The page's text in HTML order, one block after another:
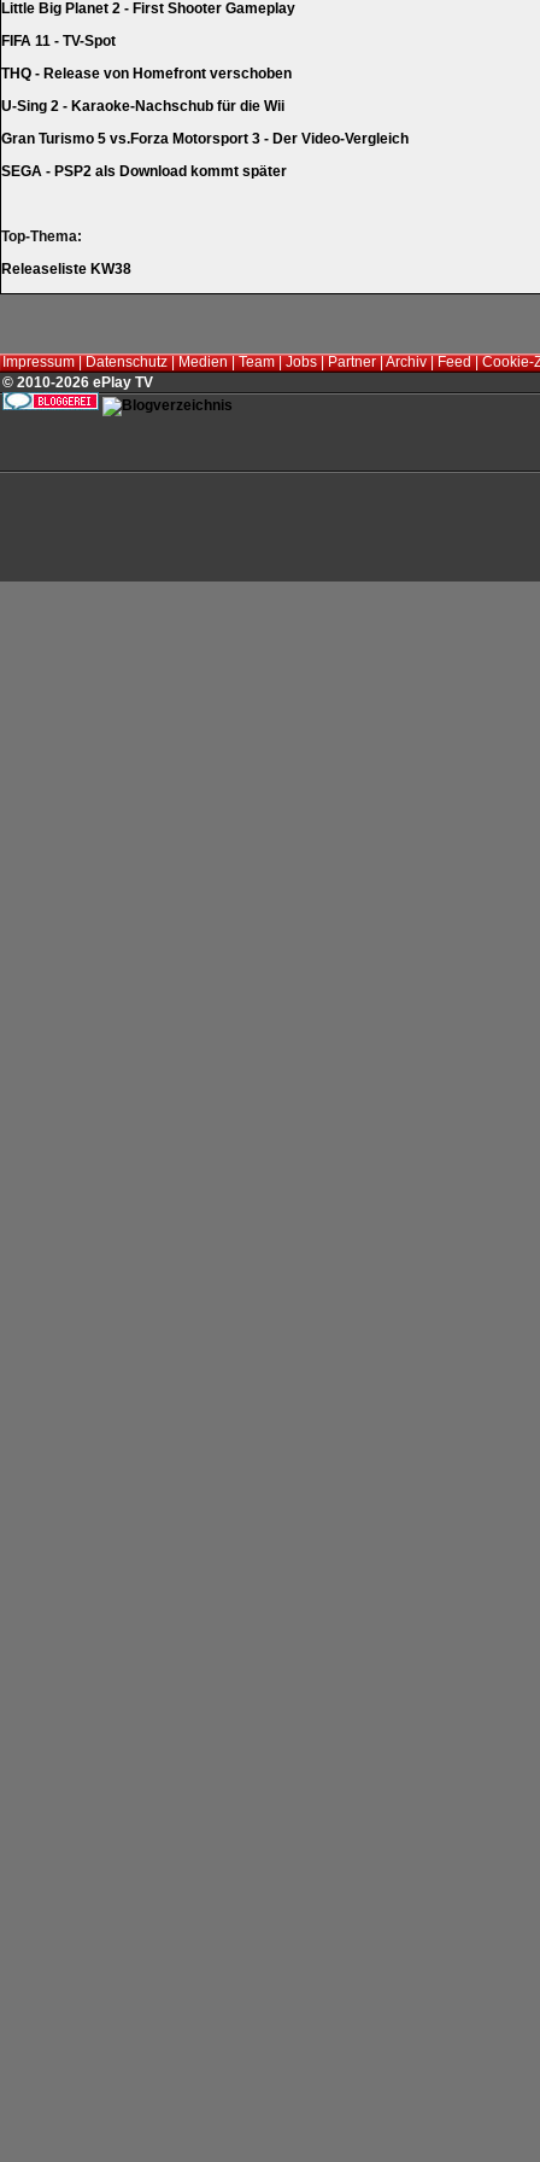
Little Big Planet 2 - First Shooter Gameplay
FIFA 11 - TV-Spot
THQ - Release von Homefront verschoben
U-Sing 2 - Karaoke-Nachschub für die Wii
Gran Turismo 5 vs.Forza Motorsport 3 - Der Video-Vergleich
SEGA - PSP2 als Download kommt später
Top-Thema:
Releaseliste KW38
Impressum|Datenschutz|Medien|Team|Jobs|Partner|Archiv|Feed|Cookie-
© 2010-2026 ePlay TV